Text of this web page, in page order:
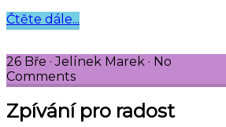
Čtěte dále...
26 Bře · Jelínek Marek · No
Comments
Zpívání pro radost